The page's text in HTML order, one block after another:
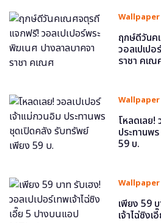
Wallpaper
ฤกษ์ดีวัน
วอลเปเป
ราชา คเณ
Wallpaper
โหลดเลย!
ประทานพ
59 บ.
Wallpaper
เพียง 59
เจ้าไฉ่ซิง